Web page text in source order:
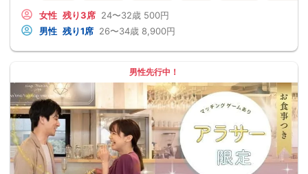
女性 残り3席 24〜32歳 500円
男性 残り1席 26〜34歳 8,900円
男性先行中！